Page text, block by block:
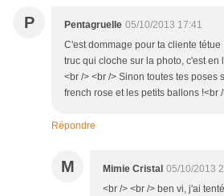
P Pentagruelle 05/10/2013 17:41
C'est dommage pour ta cliente tétue
truc qui cloche sur la photo, c'est en
<br /> <br /> Sinon toutes tes poses
french rose et les petits ballons !<br
Répondre
M Mimie Cristal 05/10/2013
<br /> <br /> ben vi, j'ai